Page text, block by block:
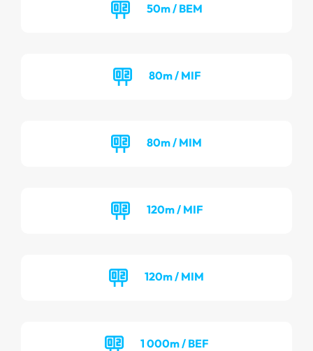
50m / BEM
80m / MIF
80m / MIM
120m / MIF
120m / MIM
1 000m / BEF